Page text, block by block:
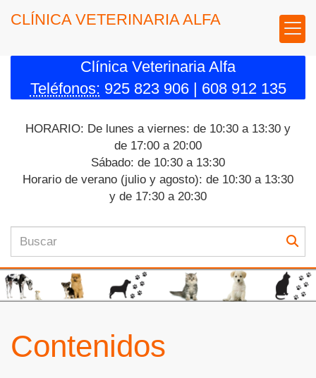
CLÍNICA VETERINARIA ALFA
Clínica Veterinaria Alfa
Teléfonos: 925 823 906 | 608 912 135
HORARIO: De lunes a viernes: de 10:30 a 13:30 y
de 17:00 a 20:00
Sábado: de 10:30 a 13:30
Horario de verano (julio y agosto): de 10:30 a 13:30
y de 17:30 a 20:30
Contenidos